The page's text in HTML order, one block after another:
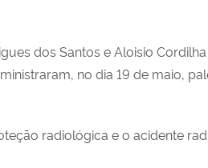
dos Santos e Aloisio
no dia 19 de maio,
radiológica e o acidente